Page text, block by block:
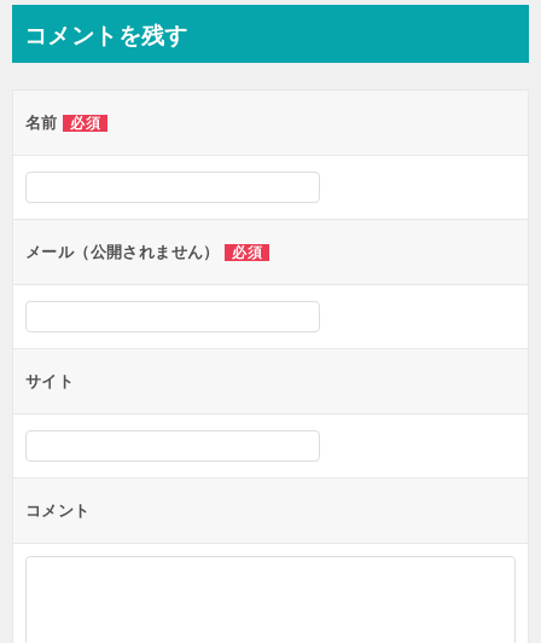
ビ
ー
シ
ン
コメントを残す
名前 必須
メール（公開されません） 必須
サイト
コメント